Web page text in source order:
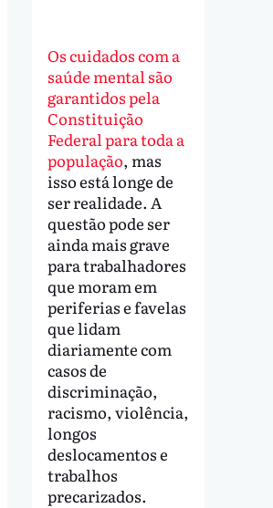
Os cuidados com a
saúde mental são
garantidos pela
Constituição
Federal para toda a
população, mas
isso está longe de
ser realidade. A
questão pode ser
ainda mais grave
para trabalhadores
que moram em
periferias e favelas
que lidam
diariamente com
casos de
discriminação,
racismo, violência,
longos
deslocamentos e
trabalhos
precarizados.